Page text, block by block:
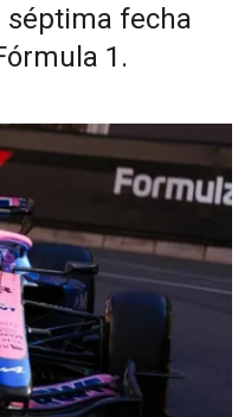
séptima fecha
1.